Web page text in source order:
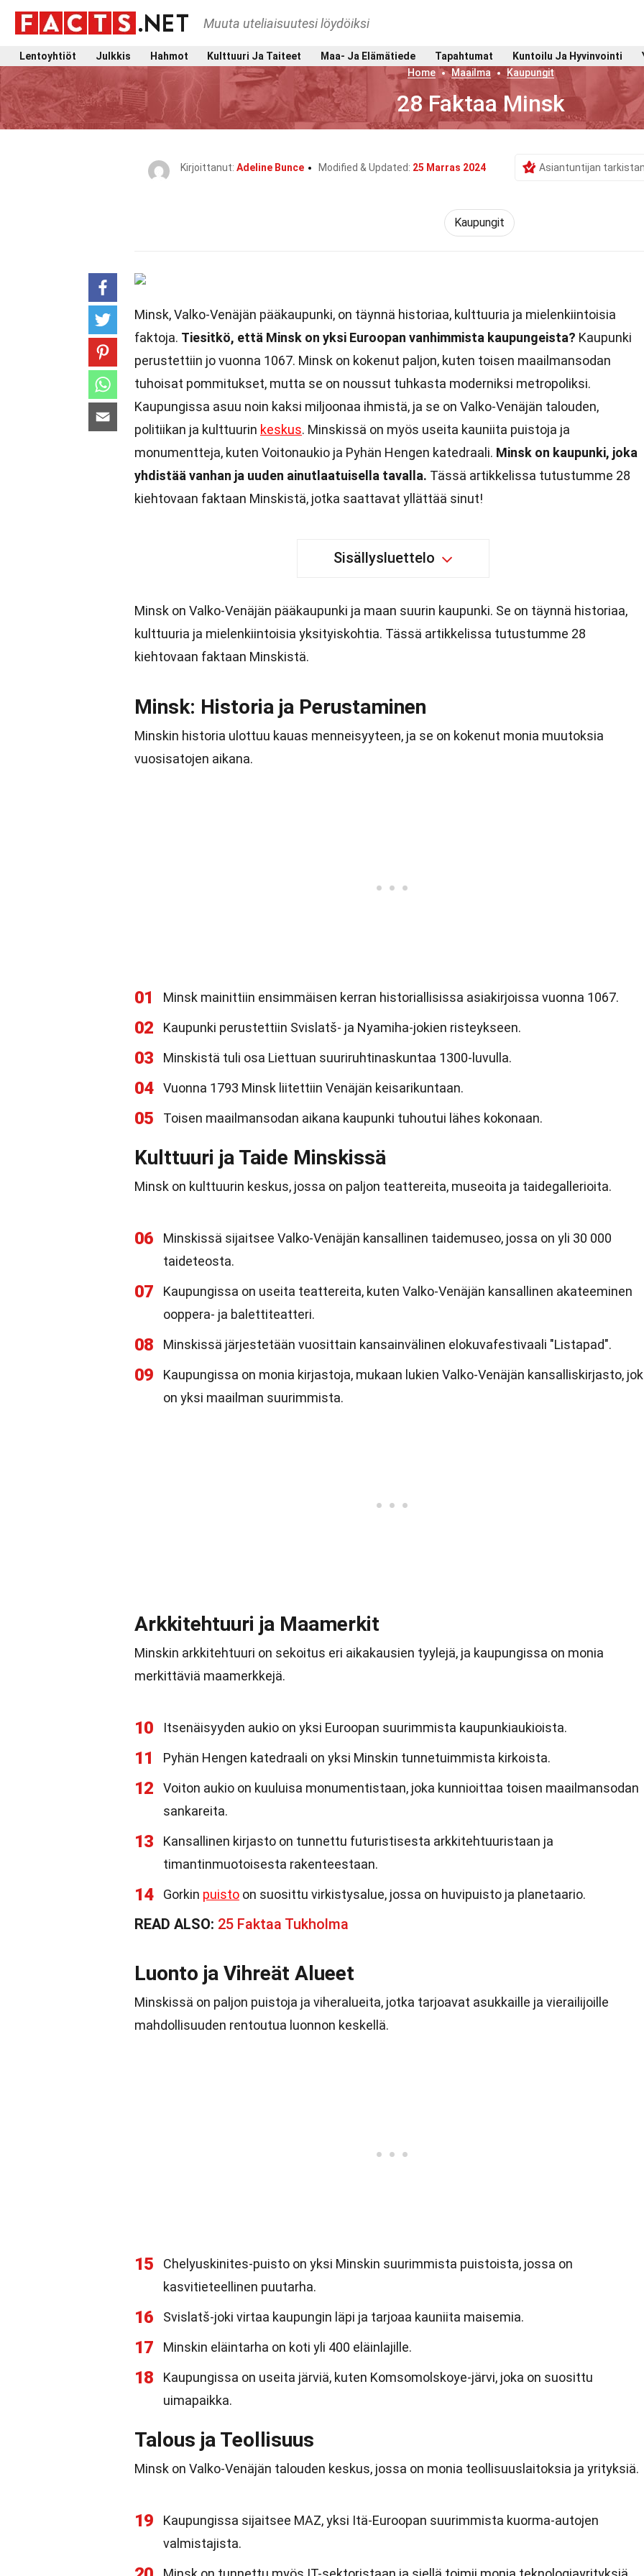
Muuta uteliaisuutesi löydöiksi
Lentoyhtiöt Julkkis Hahmot Kulttuuri Ja Taiteet Maa- Ja Elämätiede Tapahtumat Kuntoilu Ja Hyvinvointi
Home
Maailma Kaupungit
28 Faktaa Minsk
Kirjoittanut: Adeline Bunce Modified & Updated: 25 Marras 2024 Asiantuntijan
Kaupungit
Minsk, Valko-Venäjän pääkaupunki, on täynnä historiaa, kulttuuria ja mielenkiintoisia
faktoja. Tiesitkö, että Minsk on yksi Euroopan vanhimmista kaupungeista? Kaupunki
perustettiin jo vuonna 1067. Minsk on kokenut paljon, kuten toisen maailmansodan
tuhoisat pommitukset, mutta se on noussut tuhkasta moderniksi metropoliksi.
Kaupungissa asuu noin kaksi miljoonaa ihmistä, ja se on Valko-Venäjän talouden,
politiikan ja kulttuurin keskus. Minskissä on myös useita kauniita puistoja ja
monumentteja, kuten Voitonaukio ja Pyhän Hengen katedraali. Minsk on kaupunki, joka
yhdistää vanhan ja uuden ainutlaatuisella tavalla. Tässä artikkelissa tutustumme 28
kiehtovaan faktaan Minskistä, jotka saattavat yllättää sinut!
Sisällysluettelo
Minsk on Valko-Venäjän pääkaupunki ja maan suurin kaupunki. Se on täynnä historiaa,
kulttuuria ja mielenkiintoisia yksityiskohtia. Tässä artikkelissa tutustumme 28
kiehtovaan faktaan Minskistä.
Minsk: Historia ja Perustaminen
Minskin historia ulottuu kauas menneisyyteen, ja se on kokenut monia muutoksia
vuosisatojen aikana.
01 Minsk mainittiin ensimmäisen kerran historiallisissa asiakirjoissa vuonna 1067.
02 Kaupunki perustettiin Svislatš- ja Nyamiha-jokien risteykseen.
03 Minskistä tuli osa Liettuan suuriruhtinaskuntaa 1300-luvulla.
04 Vuonna 1793 Minsk liitettiin Venäjän keisarikuntaan.
05 Toisen maailmansodan aikana kaupunki tuhoutui lähes kokonaan.
Kulttuuri ja Taide Minskissä
Minsk on kulttuurin keskus, jossa on paljon teattereita, museoita ja taidegallerioita.
06
Minskissä sijaitsee Valko-Venäjän kansallinen taidemuseo, jossa on yli 30 000
taideteosta.
07
Kaupungissa on useita teattereita, kuten Valko-Venäjän kansallinen akateeminen
ooppera- ja balettiteatteri.
08 Minskissä järjestetään vuosittain kansainvälinen elokuvafestivaali "Listapad".
09
Kaupungissa on monia kirjastoja, mukaan lukien Valko-Venäjän kansalliskirjasto,
on yksi maailman suurimmista.
Arkkitehtuuri ja Maamerkit
Minskin arkkitehtuuri on sekoitus eri aikakausien tyylejä, ja kaupungissa on monia
merkittäviä maamerkkejä.
10 Itsenäisyyden aukio on yksi Euroopan suurimmista kaupunkiaukioista.
11 Pyhän Hengen katedraali on yksi Minskin tunnetuimmista kirkoista.
12
Voiton aukio on kuuluisa monumentistaan, joka kunnioittaa toisen maailmansodan
sankareita.
13
Kansallinen kirjasto on tunnettu futuristisesta arkkitehtuuristaan ja
timantinmuotoisesta rakenteestaan.
14 Gorkin puisto on suosittu virkistysalue, jossa on huvipuisto ja planetaario.
READ ALSO: 25 Faktaa Tukholma
Luonto ja Vihreät Alueet
Minskissä on paljon puistoja ja viheralueita, jotka tarjoavat asukkaille ja vierailijoille
mahdollisuuden rentoutua luonnon keskellä.
15
Chelyuskinites-puisto on yksi Minskin suurimmista puistoista, jossa on
kasvitieteellinen puutarha.
16 Svislatš-joki virtaa kaupungin läpi ja tarjoaa kauniita maisemia.
17 Minskin eläintarha on koti yli 400 eläinlajille.
18
Kaupungissa on useita järviä, kuten Komsomolskoye-järvi, joka on suosittu
uimapaikka.
Talous ja Teollisuus
Minsk on Valko-Venäjän talouden keskus, jossa on monia teollisuuslaitoksia ja yrityksiä.
19
Kaupungissa sijaitsee MAZ, yksi Itä-Euroopan suurimmista kuorma-autojen
valmistajista.